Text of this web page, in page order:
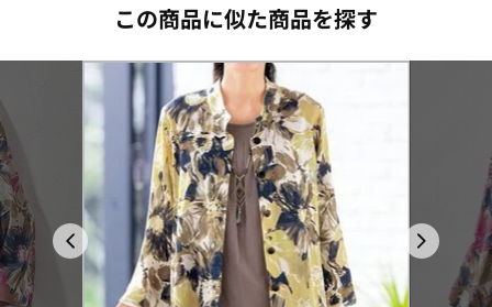
この商品に似た商品を探す